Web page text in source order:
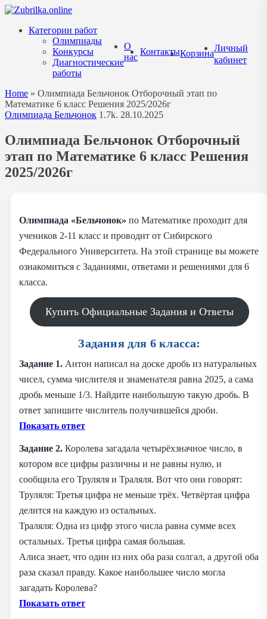
Перейти
содержанию
Категории работ
Олимпиады
Конкурсы
Диагностические
работы
О
нас
КонтактыКорзина
Личный
кабинет
Home » Олимпиада Бельчонок Отборочный этап по
Математике 6 класс Решения 2025/2026г
Олимпиада Бельчонок 1.7k. 28.10.2025
Олимпиада Бельчонок Отборочный
этап по Математике 6 класс Решения
2025/2026г
Олимпиада «Бельчонок» по Математике проходит для
учеников 2-11 класс и проводит от Сибирского
Федерального Университета. На этой странице вы можете
ознакомиться с Заданиями, ответами и решениями для 6
класса.
Купить Официальные Задания и Ответы
Задания для 6 класса:
Задание 1. Антон написал на доске дробь из натуральных
чисел, сумма числителя и знаменателя равна 2025, а сама
дробь меньше 1/3. Найдите наибольшую такую дробь. В
ответ запишите числитель получившейся дроби.
Показать ответ
Задание 2. Королева загадала четырёхзначное число, в
котором все цифры различны и не равны нулю, и
сообщила его Труляля и Траляля. Вот что они говорят:
Труляля: Третья цифра не меньше трёх. Четвёртая цифра
делится на каждую из остальных.
Траляля: Одна из цифр этого числа равна сумме всех
остальных. Третья цифра самая большая.
Алиса знает, что один из них оба раза солгал, а другой оба
раза сказал правду. Какое наибольшее число могла
загадать Королева?
Показать ответ